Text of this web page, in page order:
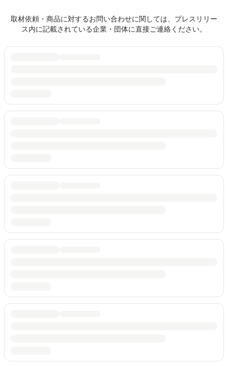
取材依頼・商品に対するお問い合わせに関しては、プレスリリー
ス内に記載されている企業・団体に直接ご連絡ください。